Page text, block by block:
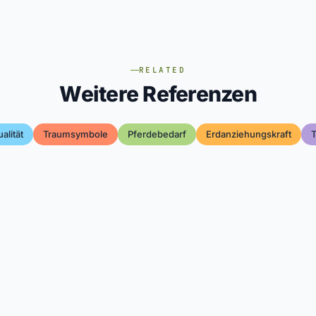
RELATED
Weitere Referenzen
Traumsymbole Pferdebedarf Erdanziehungskraft